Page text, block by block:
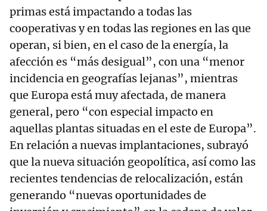
primas está impactando a todas las
cooperativas y en todas las regiones en las que
operan, si bien, en el caso de la energía, la
afección es “más desigual”, con una “menor
incidencia en geografías lejanas”, mientras
que Europa está muy afectada, de manera
general, pero “con especial impacto en
aquellas plantas situadas en el este de Europa”.
En relación a nuevas implantaciones, subrayó
que la nueva situación geopolítica, así como las
recientes tendencias de relocalización, están
generando “nuevas oportunidades de